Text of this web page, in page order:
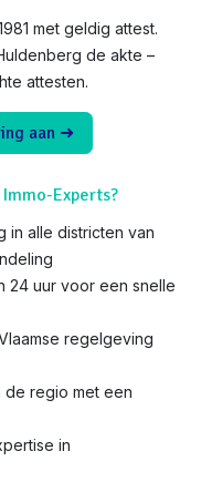
met geldig attest.
de akte –
attesten.
aan ➜
Experts?
in alle districten van
24 uur voor een snelle
regelgeving
de regio met een
in